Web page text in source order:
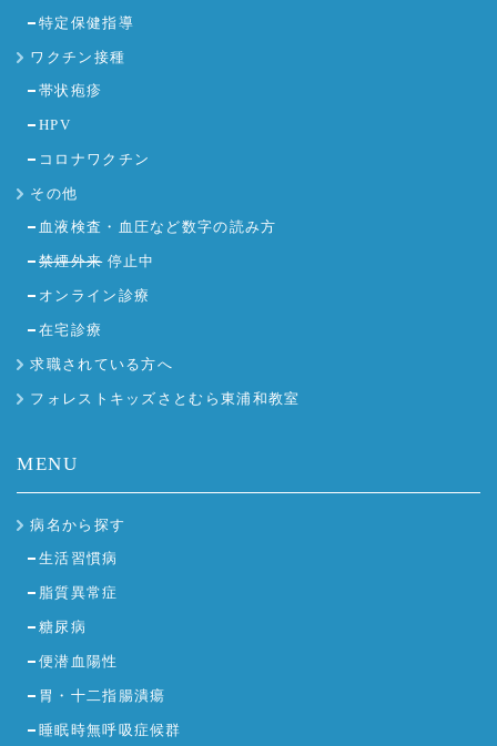
特定保健指導
ワクチン接種
帯状疱疹
HPV
コロナワクチン
その他
血液検査・血圧など数字の読み方
禁煙外来停止中
オンライン診療
在宅診療
求職されている方へ
フォレストキッズさとむら東浦和教室
MENU
病名から探す
生活習慣病
脂質異常症
糖尿病
便潜血陽性
胃・十二指腸潰瘍
睡眠時無呼吸症候群